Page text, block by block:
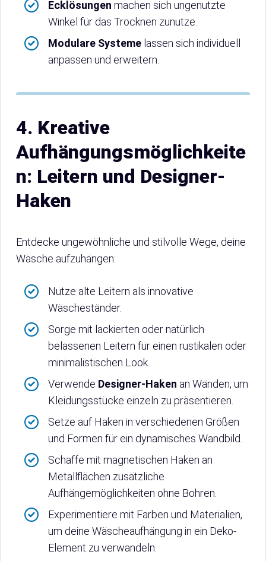
Ecklösungen machen sich ungenutzte
Winkel für das Trocknen zunutze.
Modulare Systeme lassen sich individuell
anpassen und erweitern.
4. Kreative
Aufhängungsmöglichkeite
n: Leitern und Designer-
Haken
Entdecke ungewöhnliche und stilvolle Wege, deine
Wäsche aufzuhängen:
Nutze alte Leitern als innovative
Wäscheständer.
Sorge mit lackierten oder natürlich
belassenen Leitern für einen rustikalen oder
minimalistischen Look.
Verwende Designer-Haken an Wänden, um
Kleidungsstücke einzeln zu präsentieren.
Setze auf Haken in verschiedenen Größen
und Formen für ein dynamisches Wandbild.
Schaffe mit magnetischen Haken an
Metallflächen zusätzliche
Aufhängemöglichkeiten ohne Bohren.
Experimentiere mit Farben und Materialien,
um deine Wäscheaufhängung in ein Deko-
Element zu verwandeln.